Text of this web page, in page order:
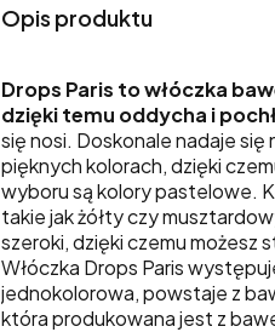
Opis produktu
Drops Paris to włóczka
dzięki temu oddycha i
się nosi. Doskonale nadaje
pięknych kolorach, dzięki
wyboru są kolory pastelowe.
takie jak żółty czy
szeroki, dzięki czemu
Włóczka Drops Paris
jednokolorowa, powstaje z
która produkowana jest z